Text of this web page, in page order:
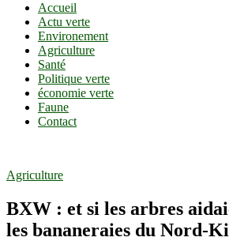
Accueil
Actu verte
Environement
Agriculture
Santé
Politique verte
économie verte
Faune
Contact
Agriculture
BXW : et si les arbres
les bananeraies du Nord-